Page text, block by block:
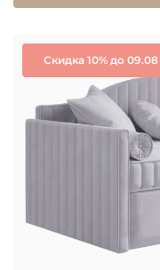
Скидка 10% до 09.08